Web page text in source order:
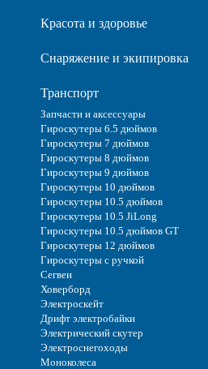
Красота и здоровье
Снаряжение и экипировка
Транспорт
Запчасти и аксессуары
Гироскутеры 6.5 дюймов
Гироскутеры 7 дюймов
Гироскутеры 8 дюймов
Гироскутеры 9 дюймов
Гироскутеры 10 дюймов
Гироскутеры 10.5 дюймов
Гироскутеры 10.5 JiLong
Гироскутеры 10.5 дюймов GT
Гироскутеры 12 дюймов
Гироскутеры с ручкой
Сегвеи
Ховерборд
Электроскейт
Дрифт электробайки
Электрический скутер
Электроснегоходы
Моноколеса